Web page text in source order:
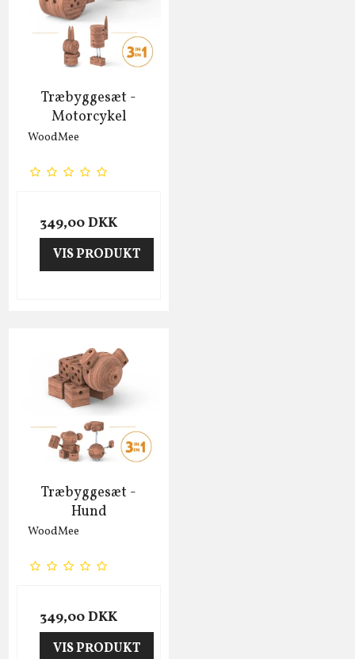
Træbyggesæt -
Motorcykel
WoodMee
349,00 DKK
VIS PRODUKT
Træbyggesæt -
Hund
WoodMee
349,00 DKK
VIS PRODUKT